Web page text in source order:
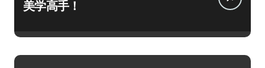
美学高手！